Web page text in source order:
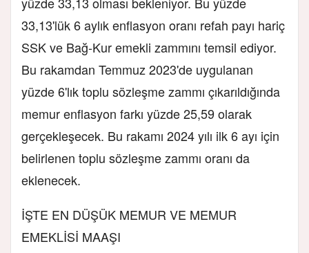
33,13'lük 6 aylık enflasyon oranı refah payı hariç
SSK ve Bağ-Kur emekli zammını temsil ediyor.
Bu rakamdan Temmuz 2023'de uygulanan
yüzde 6'lık toplu sözleşme zammı çıkarıldığında
memur enflasyon farkı yüzde 25,59 olarak
gerçekleşecek. Bu rakamı 2024 yılı ilk 6 ayı için
belirlenen toplu sözleşme zammı oranı da
eklenecek.
İŞTE EN DÜŞÜK MEMUR VE MEMUR
EMEKLİSİ MAAŞI